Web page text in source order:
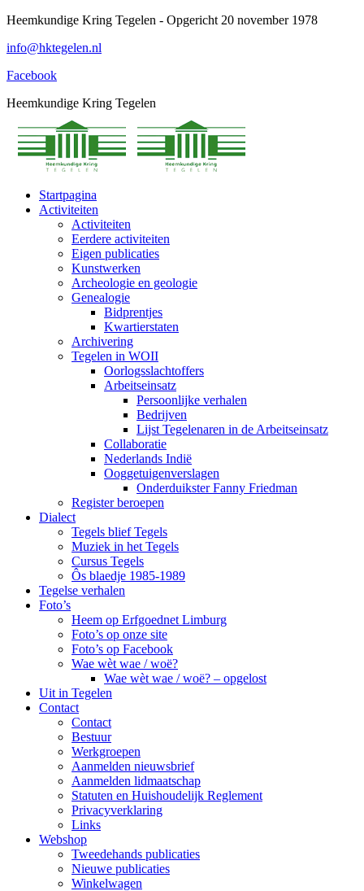
Spring
content
Heemkundige Kring Tegelen - Opgericht 20 november 1978
info@hktegelen.nl
Facebook
Heemkundige Kring Tegelen
Startpagina
Activiteiten
Activiteiten
Eerdere activiteiten
Eigen publicaties
Kunstwerken
Archeologie en geologie
Genealogie
Bidprentjes
Kwartierstaten
Archivering
Tegelen in WOII
Oorlogsslachtoffers
Arbeitseinsatz
Persoonlijke verhalen
Bedrijven
Lijst Tegelenaren in de Arbeitseinsatz
Collaboratie
Nederlands Indië
Ooggetuigenverslagen
Onderduikster Fanny Friedman
Register beroepen
Dialect
Tegels blief Tegels
Muziek in het Tegels
Cursus Tegels
Ôs blaedje 1985-1989
Tegelse verhalen
Foto’s
Heem op Erfgoednet Limburg
Foto’s op onze site
Foto’s op Facebook
Wae wèt wae / woë?
Wae wèt wae / woë? – opgelost
Uit in Tegelen
Contact
Contact
Bestuur
Werkgroepen
Aanmelden nieuwsbrief
Aanmelden lidmaatschap
Statuten en Huishoudelijk Reglement
Privacyverklaring
Links
Webshop
Tweedehands publicaties
Nieuwe publicaties
Winkelwagen